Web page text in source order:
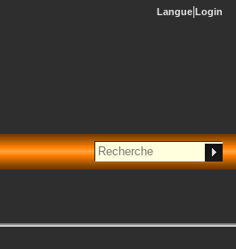
Langue Login